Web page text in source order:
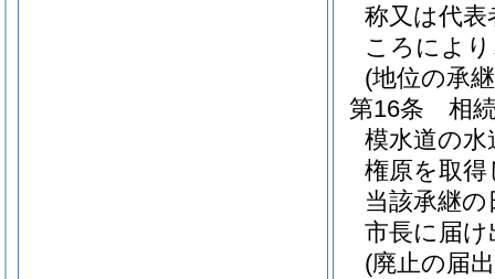
称又は代表
ころによ
(地位の承
第16条
相
模水道の
権原を取
当該承継
市長に届
(廃止の届